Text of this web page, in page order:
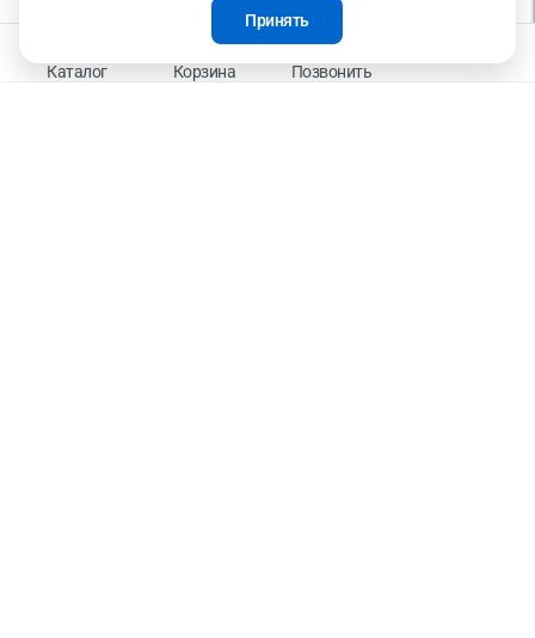
Каталог Корзина Позвонить
релевантной рекламной информации на основе ваших предпочтений и интересов.
На информационном ресурсе применяются рекомендательные технологии —
Правила применения рекомендательных технологий
Принять